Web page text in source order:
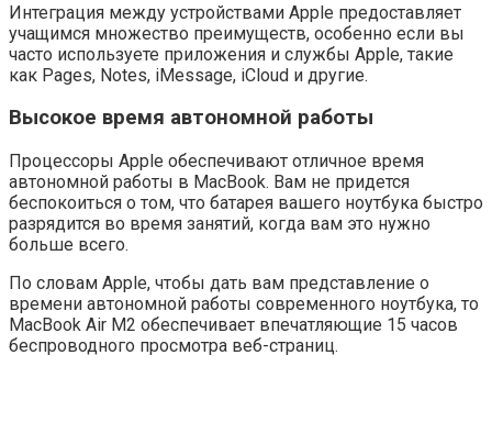
Интеграция между устройствами Apple предоставляет
учащимся множество преимуществ, особенно если вы
часто используете приложения и службы Apple, такие
как Pages, Notes, iMessage, iCloud и другие.
Высокое время автономной работы
Процессоры Apple обеспечивают отличное время
автономной работы в MacBook. Вам не придется
беспокоиться о том, что батарея вашего ноутбука быстро
разрядится во время занятий, когда вам это нужно
больше всего.
По словам Apple, чтобы дать вам представление о
времени автономной работы современного ноутбука, то
MacBook Air M2 обеспечивает впечатляющие 15 часов
беспроводного просмотра веб-страниц.